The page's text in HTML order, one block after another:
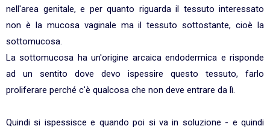
nell'area genitale, e per quanto riguarda il tessuto interessato
non è la mucosa vaginale ma il tessuto sottostante, cioè la
sottomucosa.
La sottomucosa ha un'origine arcaica endodermica e risponde
ad un sentito dove devo ispessire questo tessuto, farlo
proliferare perché c'è qualcosa che non deve entrare da lì.
Quindi si ispessisce e quando poi si va in soluzione - e quindi